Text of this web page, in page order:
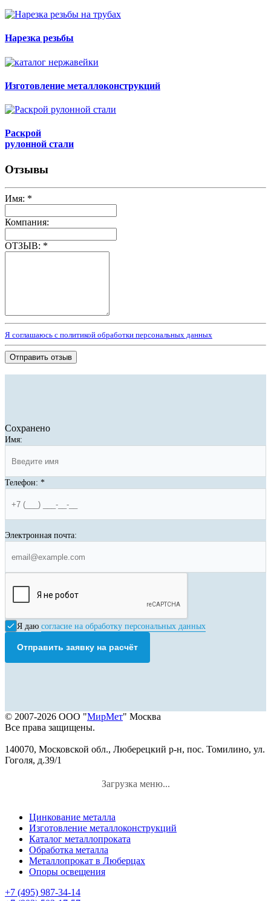
Нарезка резьбы
Изготовление металлоконструкций
Раскрой
рулонной стали
Отзывы
Имя: *
Компания:
ОТЗЫВ: *
Я соглашаюсь с политикой обработки персональных данных
Отправить отзыв
Сохранено
Имя:
Телефон: *
Электронная почта:
Я даю согласие на обработку персональных данных
Отправить заявку на расчёт
© 2007-2026 ООО "МирМет" Москва
Все права защищены.
140070, Московской обл., Люберецкий р-н, пос. Томилино, ул.
Гоголя, д.39/1
Загрузка меню...
Цинкование металла
Изготовление металлоконструкций
Каталог металлопроката
Обработка металла
Металлопрокат в Люберцах
Опоры освещения
+7 (495) 987-34-14